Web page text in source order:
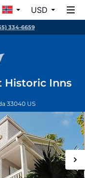
USD
334-6659
Historic Inns
33040 US